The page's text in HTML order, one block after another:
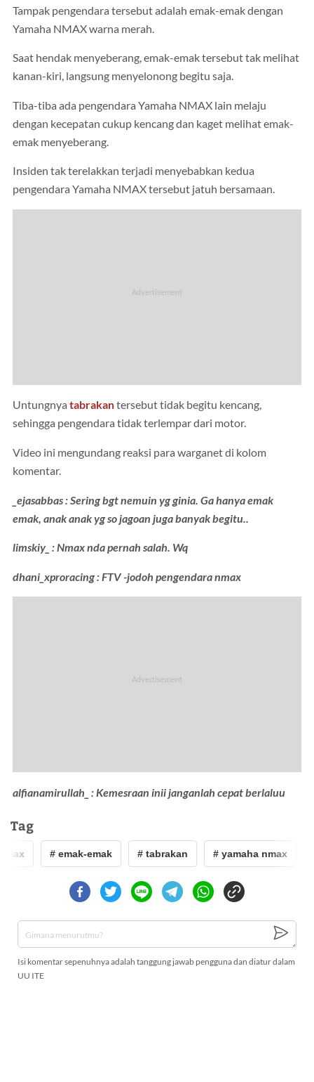
Tampak pengendara tersebut adalah emak-emak dengan
Yamaha NMAX warna merah.
Saat hendak menyeberang, emak-emak tersebut tak melihat
kanan-kiri, langsung menyelonong begitu saja.
Tiba-tiba ada pengendara Yamaha NMAX lain melaju
dengan kecepatan cukup kencang dan kaget melihat emak-
emak menyeberang.
Insiden tak terelakkan terjadi menyebabkan kedua
pengendara Yamaha NMAX tersebut jatuh bersamaan.
Untungnya tabrakantersebut tidak begitu kencang,
sehingga pengendara tidak terlempar dari motor.
Video ini mengundang reaksi para warganet di kolom
komentar.
_ejasabbas : Sering bgt nemuin yg ginia. Ga hanya emak
emak, anak anak yg so jagoan juga banyak begitu..
limskiy_ : Nmax nda pernah salah. Wq
dhani_xproracing : FTV -jodoh pengendara nmax
alfianamirullah_ : Kemesraan inii janganlah cepat berlaluu
Tag
# emak-emak # tabrakan # yamaha nmax
Isi komentar sepenuhnya adalah tanggung jawab pengguna dan diatur dalam
UU ITE